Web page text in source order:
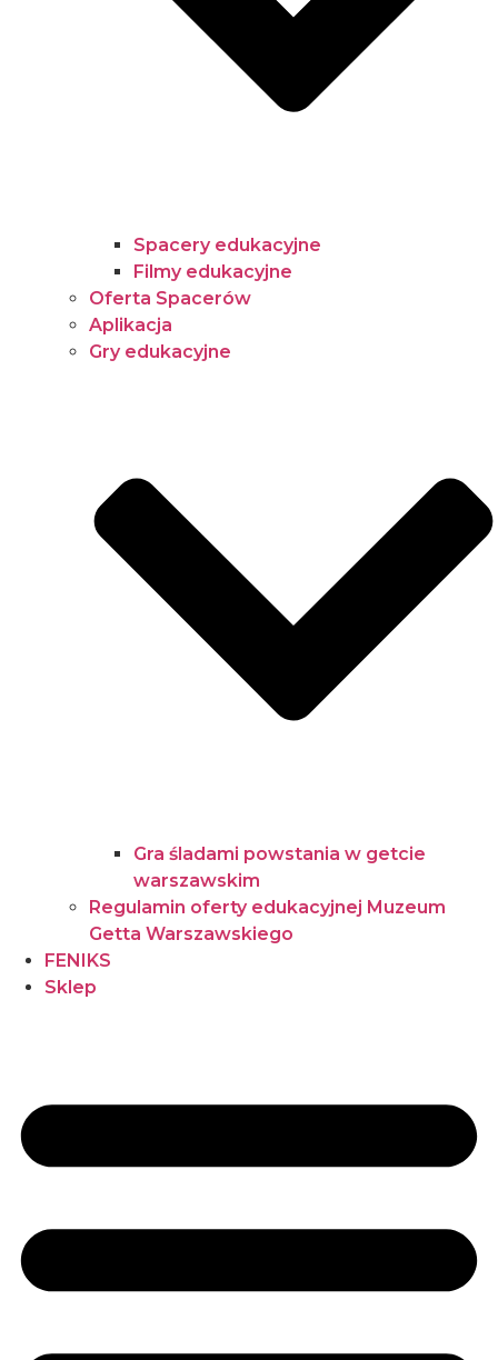
Spacery edukacyjne
Filmy edukacyjne
Oferta Spacerów
Aplikacja
Gry edukacyjne
Gra śladami powstania w getcie
warszawskim
Regulamin oferty edukacyjnej Muzeum
Getta Warszawskiego
FENIKS
Sklep